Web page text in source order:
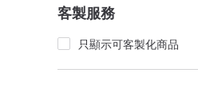
客製服務
只顯示可客製化商品